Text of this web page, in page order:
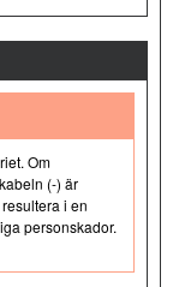
Om
(-) är
i en
personskador.